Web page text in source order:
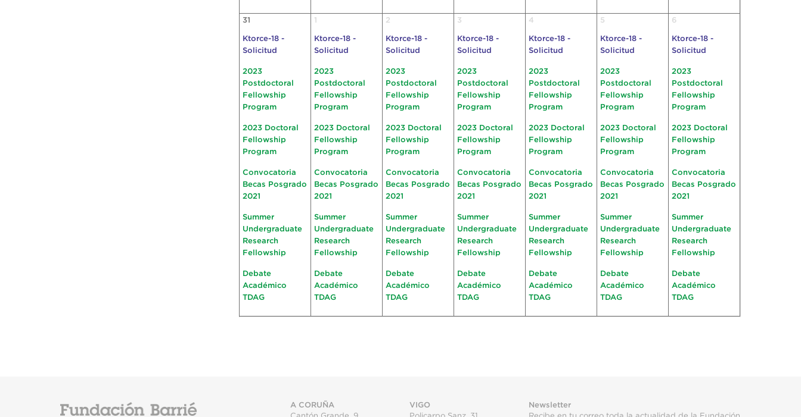
31
Ktorce-18 -
Solicitud
2023
Postdoctoral
Fellowship
Program
2023 Doctoral
Fellowship
Program
Convocatoria
Becas Posgrado
2021
Summer
Undergraduate
Research
Fellowship
Debate
Académico
TDAG
1
Ktorce-18 -
Solicitud
2023
Postdoctoral
Fellowship
Program
2023 Doctoral
Fellowship
Program
Convocatoria
Becas Posgrado
2021
Summer
Undergraduate
Research
Fellowship
Debate
Académico
TDAG
2
Ktorce-18 -
Solicitud
2023
Postdoctoral
Fellowship
Program
2023 Doctoral
Fellowship
Program
Convocatoria
Becas Posgrado
2021
Summer
Undergraduate
Research
Fellowship
Debate
Académico
TDAG
3
Ktorce-18 -
Solicitud
2023
Postdoctoral
Fellowship
Program
2023 Doctoral
Fellowship
Program
Convocatoria
Becas Posgrado
2021
Summer
Undergraduate
Research
Fellowship
Debate
Académico
TDAG
4
Ktorce-18 -
Solicitud
2023
Postdoctoral
Fellowship
Program
2023 Doctoral
Fellowship
Program
Convocatoria
Becas Posgrado
2021
Summer
Undergraduate
Research
Fellowship
Debate
Académico
TDAG
5
Ktorce-18 -
Solicitud
2023
Postdoctoral
Fellowship
Program
2023 Doctoral
Fellowship
Program
Convocatoria
Becas Posgrado
2021
Summer
Undergraduate
Research
Fellowship
Debate
Académico
TDAG
6
Ktorce-18 -
Solicitud
2023
Postdoctoral
Fellowship
Program
2023 Doctoral
Fellowship
Program
Convocatoria
Becas Posgrado
2021
Summer
Undergraduate
Research
Fellowship
Debate
Académico
TDAG
A CORUÑA
VIGO
Newsletter